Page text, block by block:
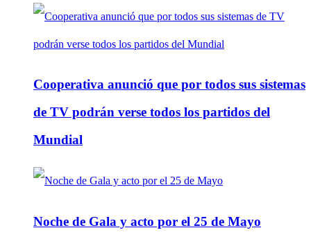
Cooperativa anunció que por todos sus sistemas
de TV podrán verse todos los partidos del
Mundial
Noche de Gala y acto por el 25 de Mayo